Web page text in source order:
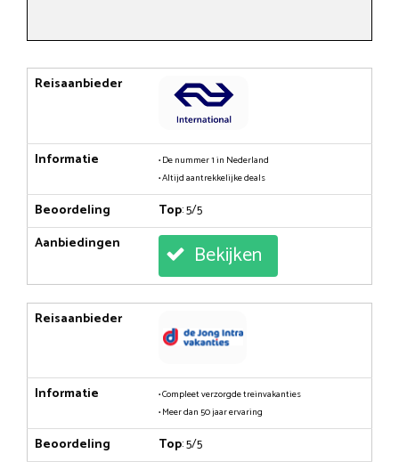
Reisaanbieder
Informatie
• De nummer 1 in Nederland
• Altijd aantrekkelijke deals
Beoordeling Top: 5/5
Aanbiedingen
Bekijken
Reisaanbieder
Informatie
• Compleet verzorgde treinvakanties
• Meer dan 50 jaar ervaring
Beoordeling Top: 5/5